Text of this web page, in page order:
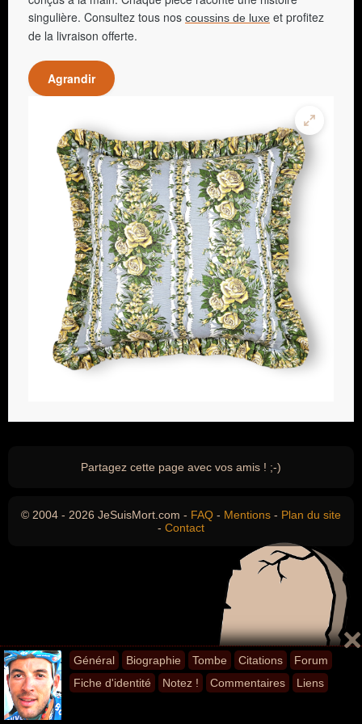
Général Biographie Tombe Citations
Forum
Fiche d'identité
Notez ! Commentaires Liens
singulière. Consultez tous nos coussins de luxe et profitez
de la livraison offerte.
Agrandir
Partagez cette page avec vos amis ! ;-)
© 2004 - 2026 JeSuisMort.com - FAQ - Mentions - Plan du site
- Contact